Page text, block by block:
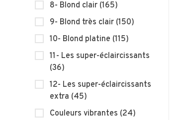
8- Blond clair (165)
9- Blond très clair (150)
10- Blond platine (115)
11- Les super-éclaircissants
(36)
12- Les super-éclaircissants
extra (45)
Couleurs vibrantes (24)